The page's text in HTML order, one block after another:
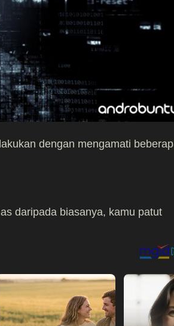
dengan mengamati
daripada biasanya, kamu patut